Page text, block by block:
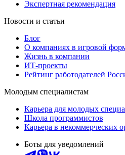
Экспертная рекомендация
Новости и статьи
Блог
О компаниях в игровой
Жизнь в компании
ИТ-проекты
Рейтинг работодателей
Молодым специалистам
Карьера для молодых
Школа программистов
Карьера в некоммерческих
Боты для уведомлений